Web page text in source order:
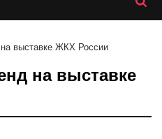
выставке ЖКХ России
на выставке